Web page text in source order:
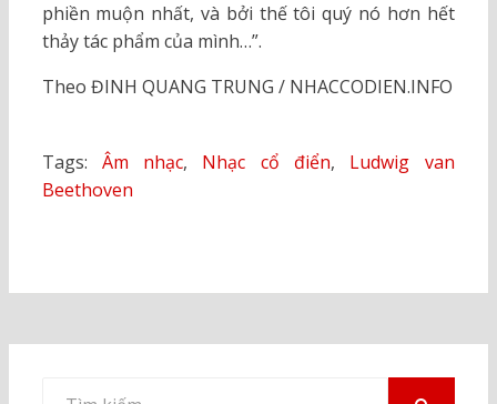
phiền muộn nhất, và bởi thế tôi quý nó hơn hết
thảy tác phẩm của mình…”.
Theo ĐINH QUANG TRUNG / NHACCODIEN.INFO
Tags: Âm nhạc, Nhạc cổ điển, Ludwig van
Beethoven